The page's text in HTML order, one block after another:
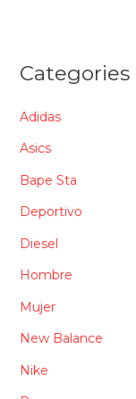
Categories
Adidas
Asics
Bape Sta
Deportivo
Diesel
Hombre
Mujer
New Balance
Nike